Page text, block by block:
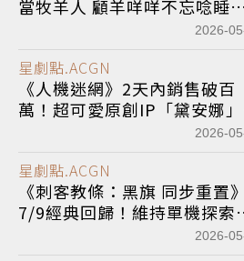
當牧羊人 顧羊咩咩不忘唸睡前
2026-
星劇點.ACGN
《人機迷網》2天內銷售破百
萬！超可愛原創IP「黛安娜
2026-
星劇點.ACGN
《刺客教條：黑旗 同步重置》
7/9經典回歸！維持單機探索
2026-